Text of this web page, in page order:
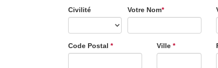
Civilité Votre Nom*
Code Postal * Ville*